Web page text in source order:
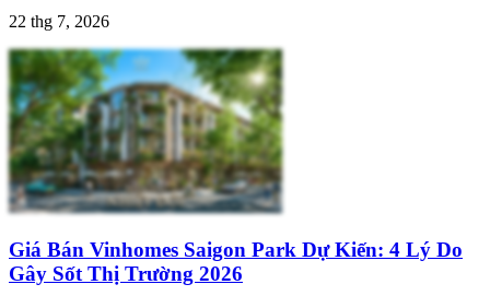
22 thg 7, 2026
Giá Bán Vinhomes Saigon Park Dự Kiến: 4 Lý Do
Gây Sốt Thị Trường 2026